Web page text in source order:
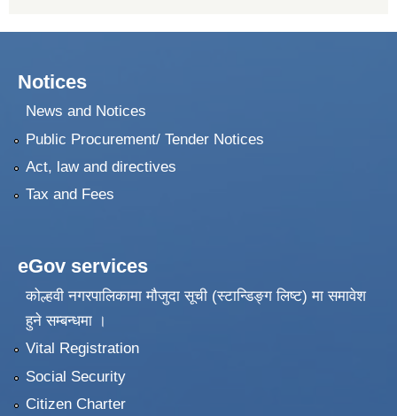
Notices
News and Notices
Public Procurement/ Tender Notices
Act, law and directives
Tax and Fees
eGov services
कोल्हवी नगरपालिकामा मौजुदा सूची (स्टान्डिङ्ग लिष्ट) मा समावेश
हुने सम्बन्धमा ।
Vital Registration
Social Security
Citizen Charter